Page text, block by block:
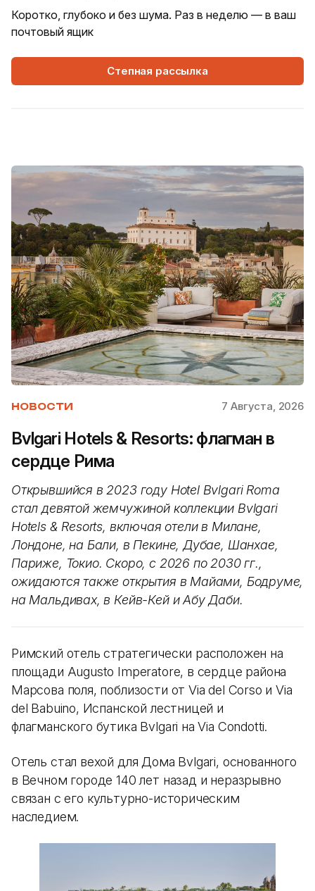
Коротко, глубоко и без шума. Раз в неделю — в ваш
почтовый ящик
Степная рассылка
НОВОСТИ 7 Августа, 2026
Bvlgari Hotels & Resorts: флагман в
сердце Рима
Открывшийся в 2023 году Hotel Bvlgari Roma
стал девятой жемчужиной коллекции Bvlgari
Hotels & Resorts, включая отели в Милане,
Лондоне, на Бали, в Пекине, Дубае, Шанхае,
Париже, Токио. Скоро, с 2026 по 2030 гг.,
ожидаются также открытия в Майами, Бодруме,
на Мальдивах, в Кейв-Кей и Абу Даби.
Римский отель стратегически расположен на
площади Augusto Imperatore, в сердце района
Марсова поля, поблизости от Via del Corso и Via
del Babuino, Испанской лестницей и
флагманского бутика Bvlgari на Via Condotti.
Отель стал вехой для Дома Bvlgari, основанного
в Вечном городе 140 лет назад и неразрывно
связан с его культурно-историческим
наследием.